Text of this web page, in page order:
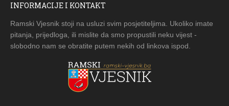
INFORMACIJE I KONTAKT
Ramski Vjesnik stoji na usluzi svim posjetiteljima. Ukoliko imate
pitanja, prijedloga, ili mislite da smo propustili neku vijest -
slobodno nam se obratite putem nekih od linkova ispod.